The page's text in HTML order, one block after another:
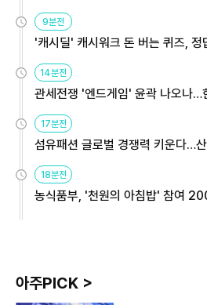
9분전
'캐시딜' 캐시워크 돈 버는 퀴즈, 정
14분전
관세전쟁 '엔드게임' 윤곽 나오나…
17분전
섬유패션 글로벌 경쟁력 키운다…
18분전
농식품부, '천원의 아침밥' 참여
아주PICK >